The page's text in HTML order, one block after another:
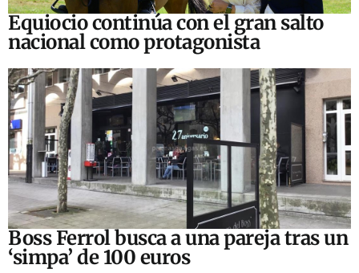
Equiocio continúa con el gran salto
nacional como protagonista
Boss Ferrol busca a una pareja tras un
‘simpa’ de 100 euros